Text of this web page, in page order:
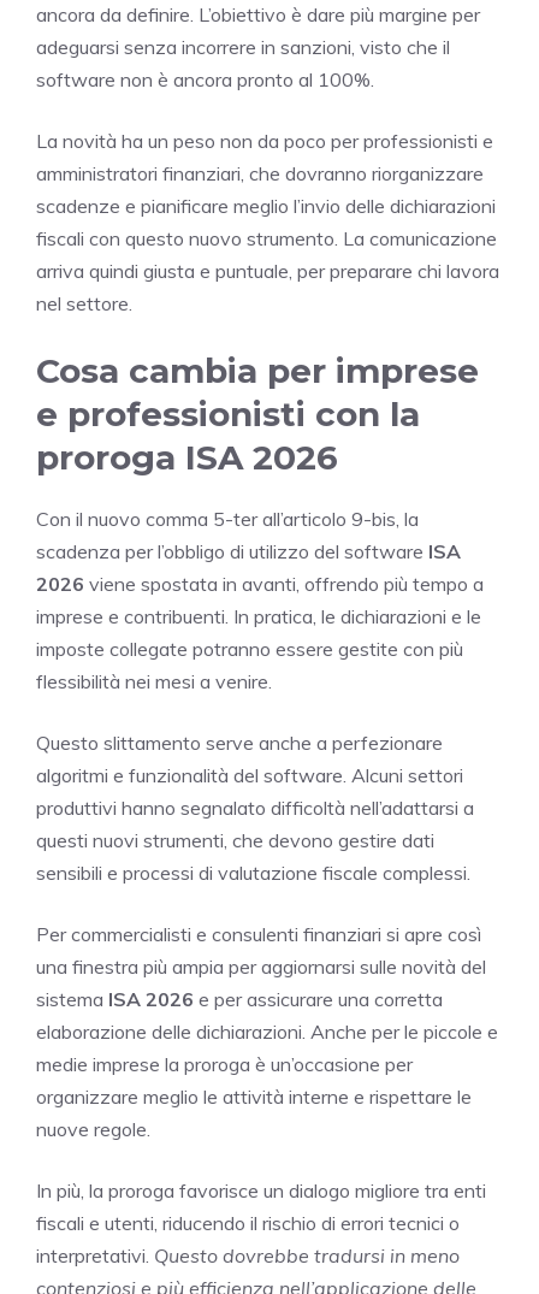
ancora da definire. L’obiettivo è dare più margine per
adeguarsi senza incorrere in sanzioni, visto che il
software non è ancora pronto al 100%.
La novità ha un peso non da poco per professionisti e
amministratori finanziari, che dovranno riorganizzare
scadenze e pianificare meglio l’invio delle dichiarazioni
fiscali con questo nuovo strumento. La comunicazione
arriva quindi giusta e puntuale, per preparare chi lavora
nel settore.
Cosa cambia per imprese
e professionisti con la
proroga ISA 2026
Con il nuovo comma 5-ter all’articolo 9-bis, la
scadenza per l’obbligo di utilizzo del software ISA
2026 viene spostata in avanti, offrendo più tempo a
imprese e contribuenti. In pratica, le dichiarazioni e le
imposte collegate potranno essere gestite con più
flessibilità nei mesi a venire.
Questo slittamento serve anche a perfezionare
algoritmi e funzionalità del software. Alcuni settori
produttivi hanno segnalato difficoltà nell’adattarsi a
questi nuovi strumenti, che devono gestire dati
sensibili e processi di valutazione fiscale complessi.
Per commercialisti e consulenti finanziari si apre così
una finestra più ampia per aggiornarsi sulle novità del
sistema ISA 2026 e per assicurare una corretta
elaborazione delle dichiarazioni. Anche per le piccole e
medie imprese la proroga è un’occasione per
organizzare meglio le attività interne e rispettare le
nuove regole.
In più, la proroga favorisce un dialogo migliore tra enti
fiscali e utenti, riducendo il rischio di errori tecnici o
interpretativi. Questo dovrebbe tradursi in meno
contenziosi e più efficienza nell’applicazione delle